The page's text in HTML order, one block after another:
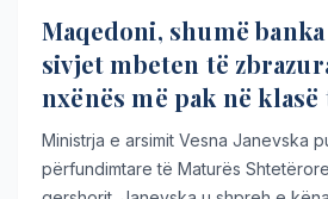
Maqedoni, shumë
sivjet mbeten të
nxënës më pak në klasë
Ministrja e arsimit Vesna Janevska
përfundimtare të Maturës